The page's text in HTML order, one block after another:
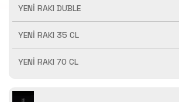
YENİ RAKI DUBLE
YENİ RAKI 35 CL
YENİ RAKI 70 CL